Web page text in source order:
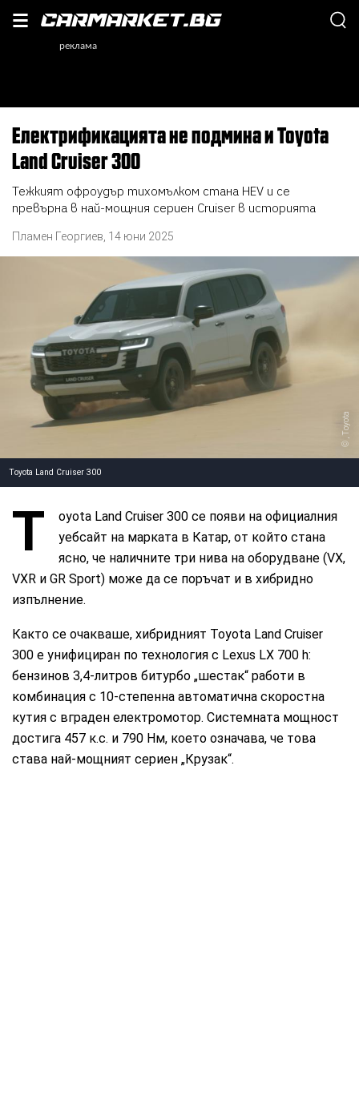
Електрификацията не подмина и Toyota
Land Cruiser 300
Тежкият офроудър тихомълком стана HEV и се
превърна в най-мощния сериен Cruiser в историята
Пламен Георгиев 14 юни 2025
, Toyota
Toyota Land Cruiser 300
T
oyota Land Cruiser 300 се появи на официалния
уебсайт на марката в Катар, от който стана
ясно, че наличните три нива на оборудване (VX,
VXR и GR Sport) може да се поръчат и в хибридно
изпълнение.
Както се очакваше, хибридният Toyota Land Cruiser
300 е унифициран по технология с Lexus LX 700 h:
бензинов 3,4-литров битурбо „шестак“ работи в
комбинация с 10-степенна автоматична скоростна
кутия с вграден електромотор. Системната мощност
достига 457 к.с. и 790 Нм, което означава, че това
става най-мощният сериен „Крузак“.